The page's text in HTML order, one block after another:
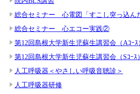
総合セミナー 心電図「すこし突っ込ん
総合セミナー 心エコー実践②
第12回島根大学新生児蘇生講習会（Aｺｰｽ
第12回島根大学新生児蘇生講習会（Sｺｰｽ）
人工呼吸器＜やさしい呼吸音聴診＞
人工呼吸器研修